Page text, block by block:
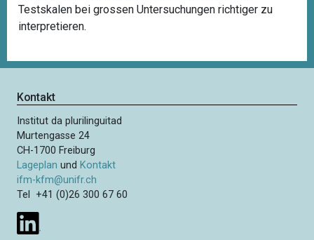
Testskalen bei grossen Untersuchungen richtiger zu
interpretieren.
Kontakt
Institut da plurilinguitad
Murtengasse 24
CH-1700 Freiburg
Lageplan und Kontakt
ifm-kfm@unifr.ch
Tel +41 (0)26 300 67 60